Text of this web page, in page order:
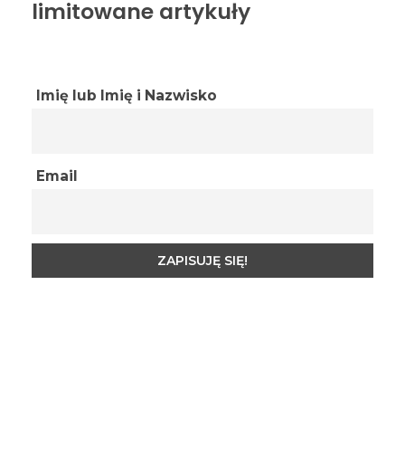
limitowane artykuły
Imię lub Imię i Nazwisko
Email